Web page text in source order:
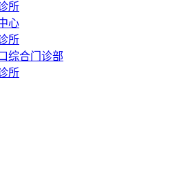
所
心
所
综合门诊部
所